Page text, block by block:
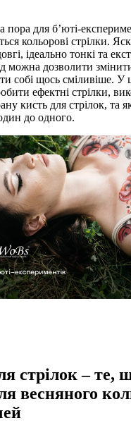
для б’юті-
кольорові стрілки.
ідеально тонкі та
можна дозволити
собі щось сміливіше. У
ефектні стрілки,
кисть для стрілок, та
до одного.
стрілок – те,
весняного